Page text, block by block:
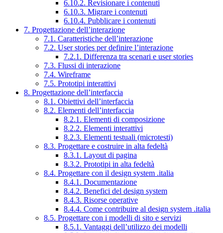
6.10.2. Revisionare i contenuti
6.10.3. Migrare i contenuti
6.10.4. Pubblicare i contenuti
7. Progettazione dell’interazione
7.1. Caratteristiche dell’interazione
7.2. User stories per definire l’interazione
7.2.1. Differenza tra scenari e user stories
7.3. Flussi di interazione
7.4. Wireframe
7.5. Prototipi interattivi
8. Progettazione dell’interfaccia
8.1. Obiettivi dell’interfaccia
8.2. Elementi dell’interfaccia
8.2.1. Elementi di composizione
8.2.2. Elementi interattivi
8.2.3. Elementi testuali (microtesti)
8.3. Progettare e costruire in alta fedeltà
8.3.1. Layout di pagina
8.3.2. Prototipi in alta fedeltà
8.4. Progettare con il design system .italia
8.4.1. Documentazione
8.4.2. Benefici del design system
8.4.3. Risorse operative
8.4.4. Come contribuire al design system .italia
8.5. Progettare con i modelli di sito e servizi
8.5.1. Vantaggi dell’utilizzo dei modelli